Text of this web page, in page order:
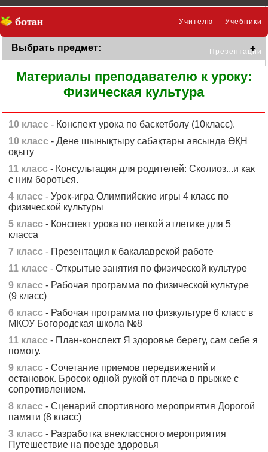
Учебники
Учителю
Презентации
Выбрать предмет:
Материалы преподавателю к уроку:
Физическая культура
10 класс - Конспект урока по баскетболу (10класс).
10 класс - Дене шынықтыру сабақтары аясында ӨҚН
оқыту
11 класс - Консультация для родителей: Сколиоз...и как
с ним бороться.
4 класс - Урок-игра Олимпийские игры 4 класс по
физической культуры
5 класс - Конспект урока по легкой атлетике для 5
класса
7 класс - Презентация к бакалаврской работе
11 класс - Открытые занятия по физической культуре
9 класс - Рабочая программа по физической культуре
(9 класс)
6 класс - Рабочая программа по физкультуре 6 класс в
МКОУ Богородская школа №8
11 класс - План-конспект Я здоровье берегу, сам себе я
помогу.
9 класс - Сочетание приемов передвижений и
остановок. Бросок одной рукой от плеча в прыжке с
сопротивлением.
8 класс - Сценарий спортивного мероприятия Дорогой
памяти (8 класс)
3 класс - Разработка внеклассного мероприятия
Путешествие на поезде здоровья